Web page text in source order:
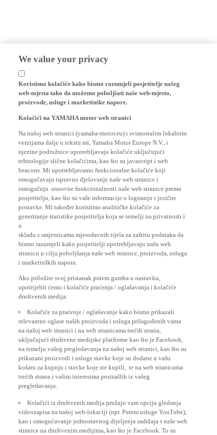
We value your privacy
Koristimo kolačiće kako bismo razumjeli posjetitelje našeg
web-mjesta tako da možemo poboljšati naše web-mjesto,
proizvode, usluge i marketinške napore.
Kolačići na YAMAHA motor web stranici
Na našoj web stranici (yamaha-motor.eu) i svimostalim lokalnim
verzijama dalje u tekstu mi, Yamaha Motor Europe N.V., i
njezine podružnice upotrebljavaju kolačiće uključujući
tehnologije slične kolačićima, kao što su javascript i web
beacons. Mi upotrebljavamo funkcionalne kolačiće koji
omogučavaju ispravno djelovanje naše web stranice i
omogučuju osnovne funkcionalnosti naše web stranice prema
posjetitelju, kao što su vaše informacije o logiranju i jezične
postavke. Mi također korisitmo analitičke kolačiće za
generiranje statistike posjetitelja koja se temelji na privatnosti i
u
skladu s smjernicama mjerodavnih tijela za zaštitu podataka da
bismo razumjeli kako posjetitelji upotrebljavaju našu web
stranicu u cilju poboljšanja naše web stranice, proizvoda, usluga
i marketinških napora.
Ako priložite svoj pristanak putem gumba u nastavku,
upotrijebit ćemo i kolačiće praćenja / oglašavanja i kolačiće
društvenih medija:
Kolačiće za praćenje / oglašavanje kako bismo prikazali
relevantne oglase naših proizvoda i usluga prilagođenih vama
na našoj web stranici i na web stranicama trećih strana,
uključujući društvene medijske platforme kao što je Facebook,
na temelju vašeg pregledavanja na našoj web stranici, kao što su
prikazani proizvodi i usluge stavke koje su dodane u vašu
košaru za kupnju i stavke koje ste kupili, te na web stranicama
trećih strana i vašim interesima proizašlih iz vašeg
pregledavanja.
Kolačići iz društvenih medija pružaju vam opciju gledanja
videozapisa na našoj web-lokaciji (npr. Putem usluge YouTube),
kao i omogućavanje jednostavnog dijeljenja sadržaja s naše web
stranice na društvenim medijima, kao što je Facebook. To su